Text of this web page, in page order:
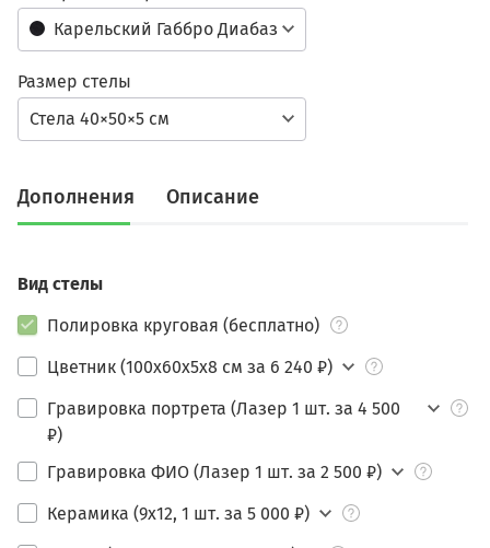
Карельский Габбро Диабаз
Стела 40×50×5 см
Размер стелы
Дополнения Описание
Вид стелы
Полировка круговая (бесплатно)
Цветник (100х60х5х8 см за 6 240 ₽)
Гравировка портрета (Лазер 1 шт. за 4 500
₽)
Гравировка ФИО (Лазер 1 шт. за 2 500 ₽)
Керамика (9х12, 1 шт. за 5 000 ₽)